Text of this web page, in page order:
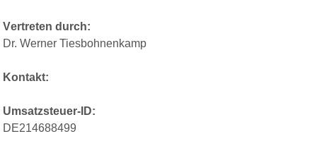
Vertreten durch:
Dr. Werner Tiesbohnenkamp
Kontakt:
Umsatzsteuer-ID:
DE214688499